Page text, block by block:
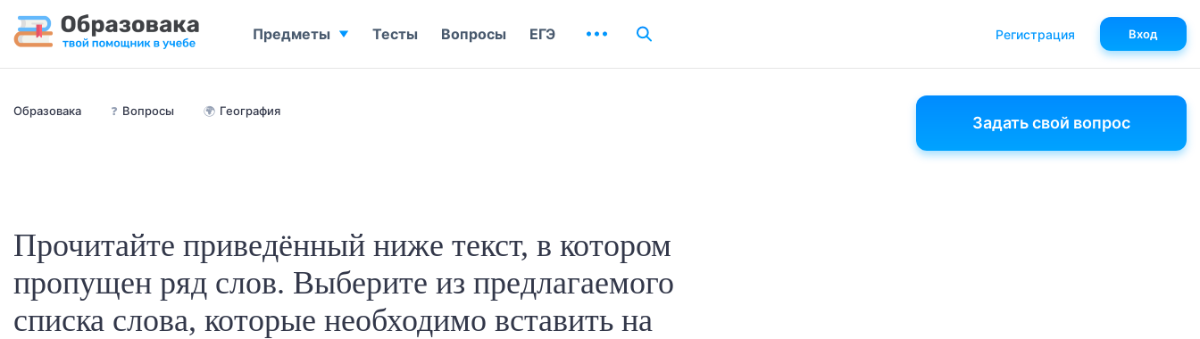
Образовака ❓ Вопросы 🌍 География
Прочитайте приведённый ниже текст, в котором
пропущен ряд слов. Выберите из предлагаемого
списка слова, которые необходимо вставить на
Задать свой вопрос
Предметы Тесты Вопросы ЕГЭ Регистрация Вход